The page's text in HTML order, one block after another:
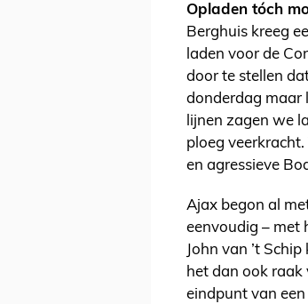
Opladen tóch
Berghuis kreeg
laden voor de
door te stellen
donderdag maar
lijnen zagen we
ploeg
en agressieve
Ajax begon al
eenvoudig – met
John van ’t
het dan ook
eindpunt van